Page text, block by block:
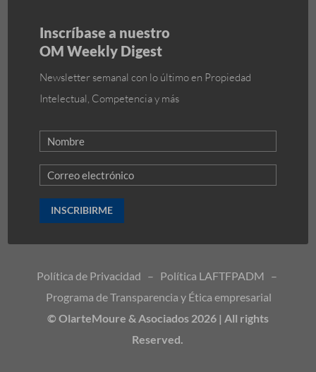
Inscríbase a nuestro
OM Weekly Digest
Newsletter semanal con lo último en Propiedad
Intelectual, Competencia y más
INSCRIBIRME
Política de Privacidad – Política LAFTFPADM –
Programa de Transparencia y Ética empresarial
© OlarteMoure & Asociados 2026 | All rights
Reserved.